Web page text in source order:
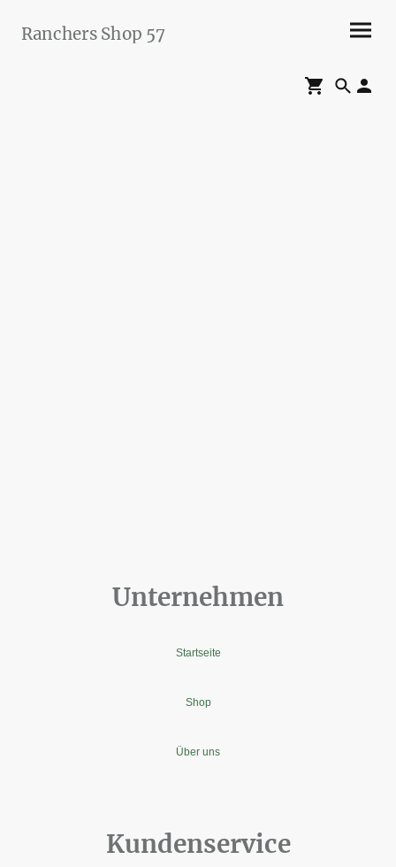
Ranchers Shop 57
Unternehmen
Startseite
Shop
Über uns
Kundenservice